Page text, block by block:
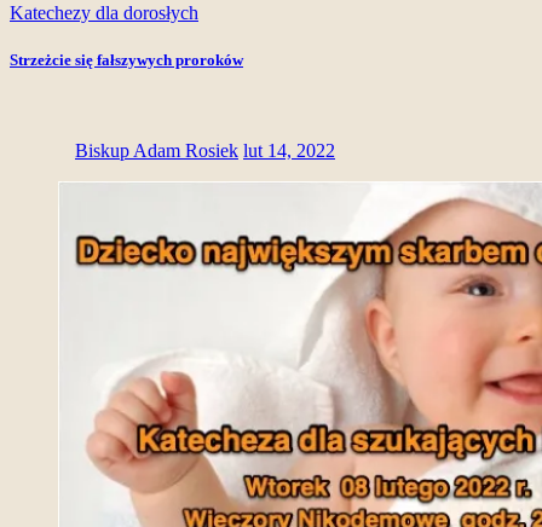
Katechezy dla dorosłych
Strzeżcie się fałszywych proroków
Biskup Adam Rosiek lut 14, 2022